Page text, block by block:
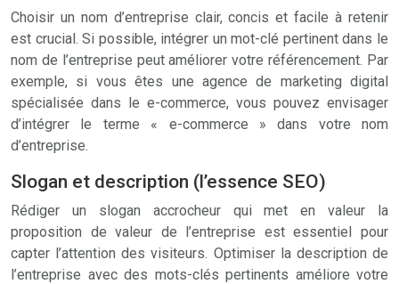
Choisir un nom d’entreprise clair, concis et facile à retenir
est crucial. Si possible, intégrer un mot-clé pertinent dans le
nom de l’entreprise peut améliorer votre référencement. Par
exemple, si vous êtes une agence de marketing digital
spécialisée dans le e-commerce, vous pouvez envisager
d’intégrer le terme « e-commerce » dans votre nom
d’entreprise.
Slogan et description (l’essence SEO)
Rédiger un slogan accrocheur qui met en valeur la
proposition de valeur de l’entreprise est essentiel pour
capter l’attention des visiteurs. Optimiser la description de
l’entreprise avec des mots-clés pertinents améliore votre